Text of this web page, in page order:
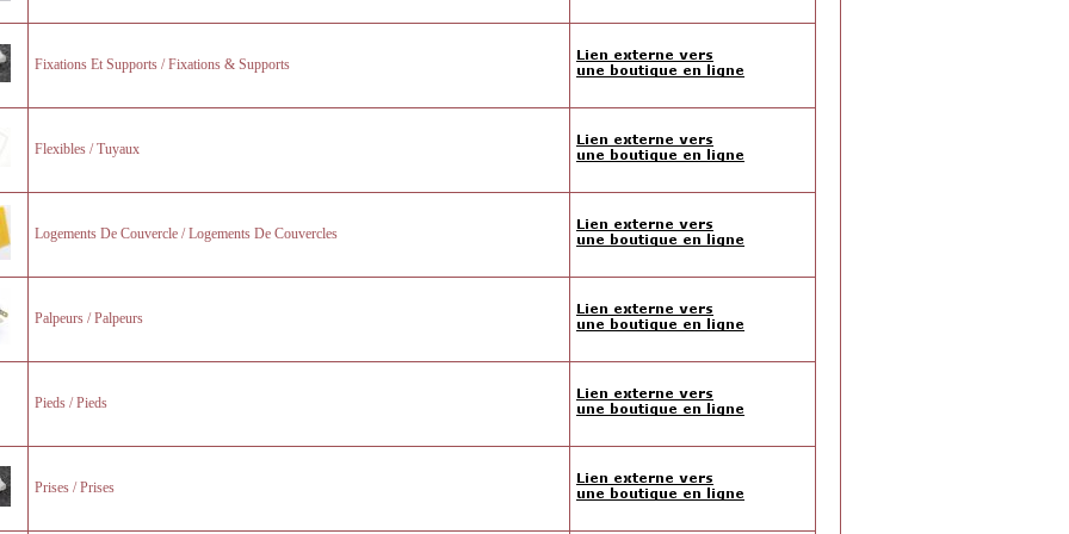
Fixations Et Supports / Fixations & Supports
Flexibles / Tuyaux
Logements De Couvercle / Logements De Couvercles
Palpeurs / Palpeurs
Pieds / Pieds
Prises / Prises